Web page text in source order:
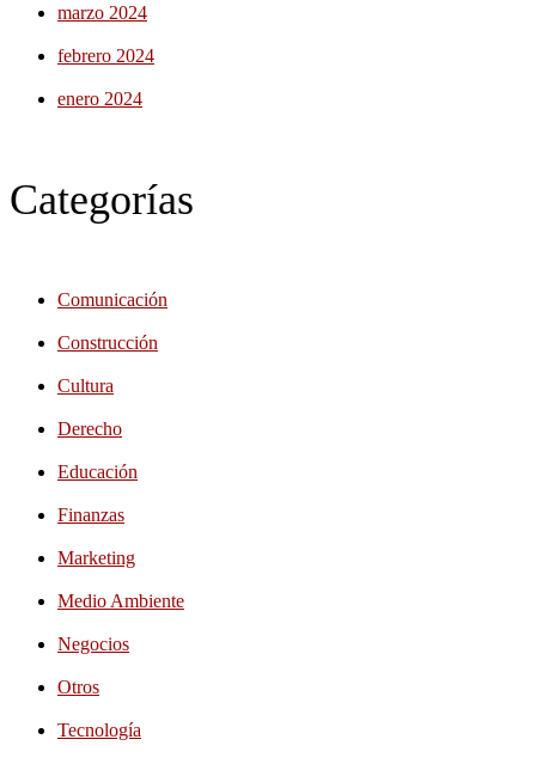
marzo 2024
febrero 2024
enero 2024
Categorías
Comunicación
Construcción
Cultura
Derecho
Educación
Finanzas
Marketing
Medio Ambiente
Negocios
Otros
Tecnología